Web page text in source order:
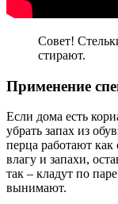
Совет!
стирают.
Применение
Если дома есть
убрать запах из
перца работают
влагу и запахи,
так – кладут по
вынимают.